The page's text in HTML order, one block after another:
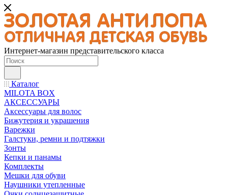
Интернет-магазин представительского класса
Каталог
MILOTA BOX
АКСЕССУАРЫ
Аксессуары для волос
Бижутерия и украшения
Варежки
Галстуки, ремни и подтяжки
Зонты
Кепки и панамы
Комплекты
Мешки для обуви
Наушники утепленные